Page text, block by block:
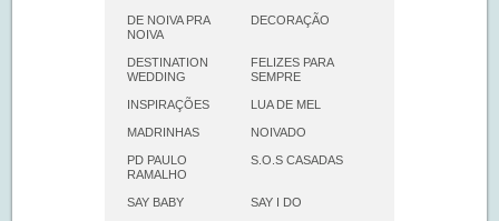
DE NOIVA PRA
NOIVA
DECORAÇÃO
DESTINATION
WEDDING
FELIZES PARA
SEMPRE
INSPIRAÇÕES LUA DE MEL
MADRINHAS NOIVADO
PD PAULO
RAMALHO
S.O.S CASADAS
SAY BABY SAY I DO